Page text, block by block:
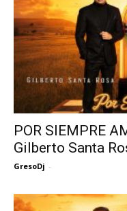
POR SIEMPRE
Gilberto Santa
GresoDj -